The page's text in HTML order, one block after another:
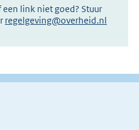
link niet goed? Stuur
regelgeving@overheid.nl